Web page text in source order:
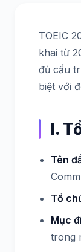
TOEIC
khai từ
đủ cấu
biệt với
I.
Tên
Tổ
Mục
trong